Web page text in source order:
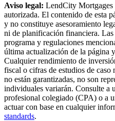
Aviso legal: LendCity Mortgages
autorizada. El contenido de esta
y no constituye asesoramiento
ni de planificación financiera. Las
programa y regulaciones
última actualización de la página
Cualquier rendimiento de
fiscal o cifras de estudios de
no están garantizadas, no son
individuales variarán. Consulte a
profesional colegiado (CPA) o a
actuar con base en cualquier
standards.